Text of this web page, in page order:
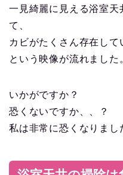
一見綺麗に見える浴室天
て、
カビがたくさん存在して
という映像が流れました
いかがですか？
恐くないですか、、？
私は非常に恐くなりまし